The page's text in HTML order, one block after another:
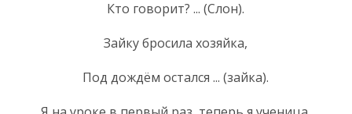
Кто говорит? ... (Слон).
Зайку бросила хозяйка,
Под дождём остался ... (зайка).